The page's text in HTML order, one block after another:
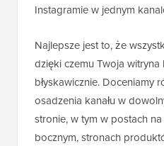
Instagramie w jednym
Najlepsze jest to, że
dzięki czemu Twoja witryna
błyskawicznie. Doceniamy
osadzenia kanału w
stronie, w tym w postach
bocznym, stronach